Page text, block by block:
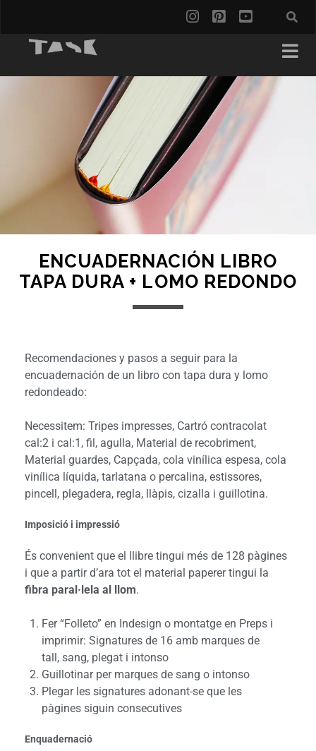
ENCUADERNACIÓN LIBRO
TAPA DURA + LOMO REDONDO
Recomendaciones y pasos a seguir para la
encuadernación de un libro con tapa dura y lomo
redondeado:
Necessitem: Tripes impresses, Cartró contracolat
cal:2 i cal:1, fil, agulla, Material de recobriment,
Material guardes, Capçada, cola vinílica espesa, cola
vinílica líquida, tarlatana o percalina, estissores,
pincell, plegadera, regla, llàpis, cizalla i guillotina.
Imposició i impressió
És convenient que el llibre tingui més de 128 pàgines
i que a partir d’ara tot el material paperer tingui la
fibra paral·lela al llom.
Fer “Folleto” en Indesign o montatge en Preps i
imprimir: Signatures de 16 amb marques de
tall, sang, plegat i intonso
Guillotinar per marques de sang o intonso
Plegar les signatures adonant-se que les
pàgines siguin consecutives
Enquadernació